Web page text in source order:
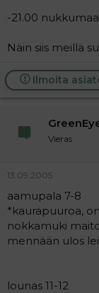
-21.00
Näin siis meillä
Ilmoita
Vieras
13.09.2005
aamupala 7-8
*kaurapuuroa,
nokkamuki
mennään ulos
lounas 11-12